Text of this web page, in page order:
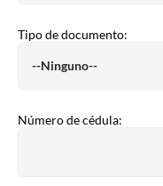
Tipo de documento:
Número de cédula: